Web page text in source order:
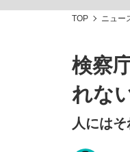
「
私
TOP ニュー
検察
れな
人には